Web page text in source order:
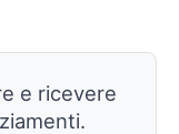
e ricevere